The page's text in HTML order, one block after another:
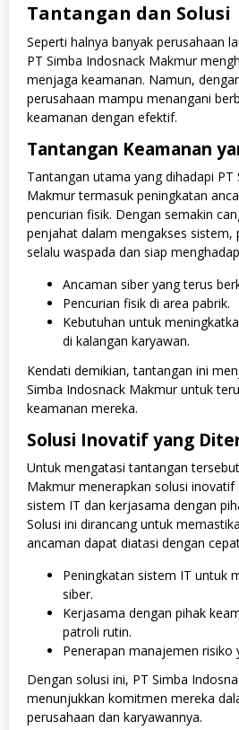
Tantangan dan Solusi
Seperti halnya banyak perusahaan
PT Simba Indosnack Makmur
menjaga keamanan. Namun,
perusahaan mampu menangani
keamanan dengan efektif.
Tantangan Keamanan
Tantangan utama yang dihadapi PT
Makmur termasuk peningkatan
pencurian fisik. Dengan semakin
penjahat dalam mengakses sistem,
selalu waspada dan siap
Ancaman siber yang terus
Pencurian fisik di area pabrik.
Kebutuhan untuk
di kalangan karyawan.
Kendati demikian, tantangan ini
Simba Indosnack Makmur untuk
keamanan mereka.
Solusi Inovatif yang
Untuk mengatasi tantangan
Makmur menerapkan solusi inovatif
sistem IT dan kerjasama dengan
Solusi ini dirancang untuk
ancaman dapat diatasi dengan
Peningkatan sistem IT untuk
siber.
Kerjasama dengan pihak
patroli rutin.
Penerapan manajemen risiko
Dengan solusi ini, PT Simba
menunjukkan komitmen mereka
perusahaan dan karyawannya.